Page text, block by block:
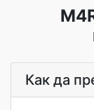
Как да